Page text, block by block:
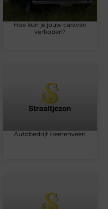
Hoe kun je jouw caravan
verkopen?
Autobedrijf Heerenveen